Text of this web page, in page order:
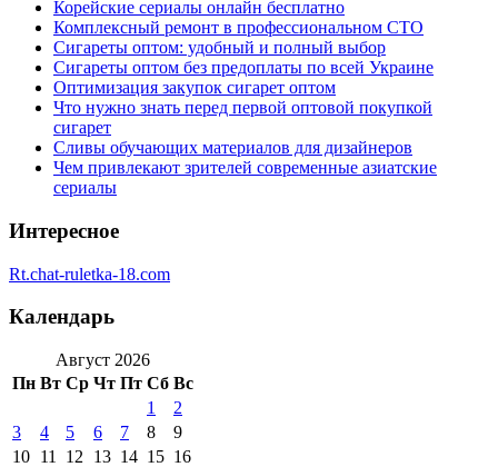
Корейские сериалы онлайн бесплатно
Комплексный ремонт в профессиональном СТО
Сигареты оптом: удобный и полный выбор
Сигареты оптом без предоплаты по всей Украине
Оптимизация закупок сигарет оптом
Что нужно знать перед первой оптовой покупкой
сигарет
Сливы обучающих материалов для дизайнеров
Чем привлекают зрителей современные азиатские
сериалы
Интересное
Rt.chat-ruletka-18.com
Календарь
Август 2026
Пн Вт Ср Чт Пт Сб Вс
1
2
3
4 5 6 7 8
9
10 11 12 13 14 15 16